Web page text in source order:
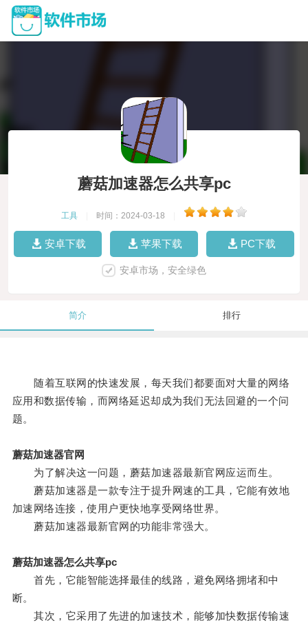
蘑菇加速器怎么共享pc
工具 时间：2024-03-18
安卓下载 苹果下载 PC下载
安卓市场，安全绿色
简介 排行
随着互联网的快速发展，每天我们都要面对大量的网络
应用和数据传输，而网络延迟却成为我们无法回避的一个问
题。
蘑菇加速器官网
为了解决这一问题，蘑菇加速器最新官网应运而生。
蘑菇加速器是一款专注于提升网速的工具，它能有效地
加速网络连接，使用户更快地享受网络世界。
蘑菇加速器最新官网的功能非常强大。
蘑菇加速器怎么共享pc
首先，它能智能选择最佳的线路，避免网络拥堵和中
断。
其次，它采用了先进的加速技术，能够加快数据传输速